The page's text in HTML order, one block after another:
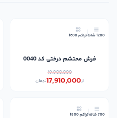
1200 شانه تراکم 1600
فرش محتشم درختی کد 0040
19,900,000
از17,910,000تومان
700 شانه تراکم 1800